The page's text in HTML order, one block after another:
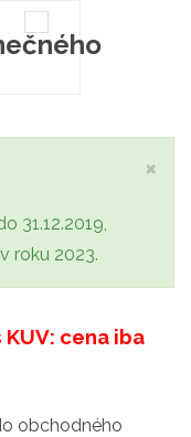
×
31.12.2019,
roku 2023.
cena iba
obchodného